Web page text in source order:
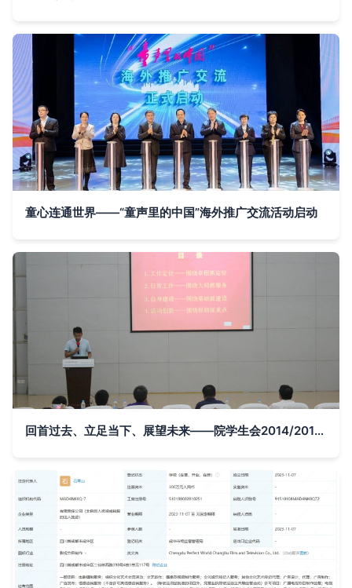
童心连通世界——“童声里的中国”海外推广交流活动启动
回首过去、立足当下、展望未来——院学生会2014/2015学年度学年工作汇报交流活动组织文化艺术交流活动纪实